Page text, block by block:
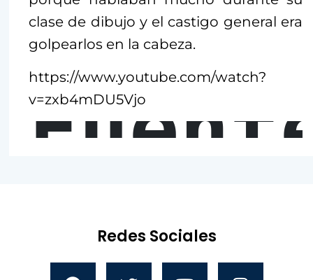
clase de dibujo y el castigo general era
golpearlos en la cabeza.
https://www.youtube.com/watch?
v=zxb4mDU5Vjo
Redes Sociales